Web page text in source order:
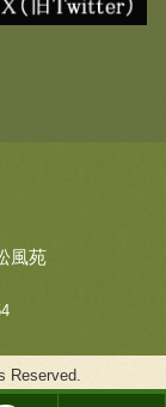
風苑
Reserved.